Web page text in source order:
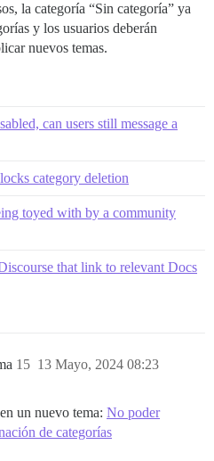
la categoría “Sin categoría” ya
y los usuarios deberán
nuevos temas.
can users still message a
category deletion
toyed with by a community
that link to relevant Docs
13 Mayo, 2024 08:23
15
un nuevo tema: No poder
de categorías